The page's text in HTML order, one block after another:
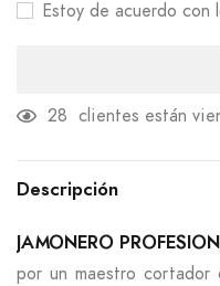
Estoy de acuerdo con
28 clientes están
el
a
tu
Descripción
JAMONERO
por un maestro cortador